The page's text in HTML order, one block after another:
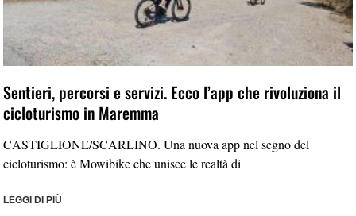
Sentieri, percorsi e servizi. Ecco l’app che rivoluziona il
cicloturismo in Maremma
CASTIGLIONE/SCARLINO. Una nuova app nel segno del
cicloturismo: è Mowibike che unisce le realtà di
LEGGI DI PIÙ